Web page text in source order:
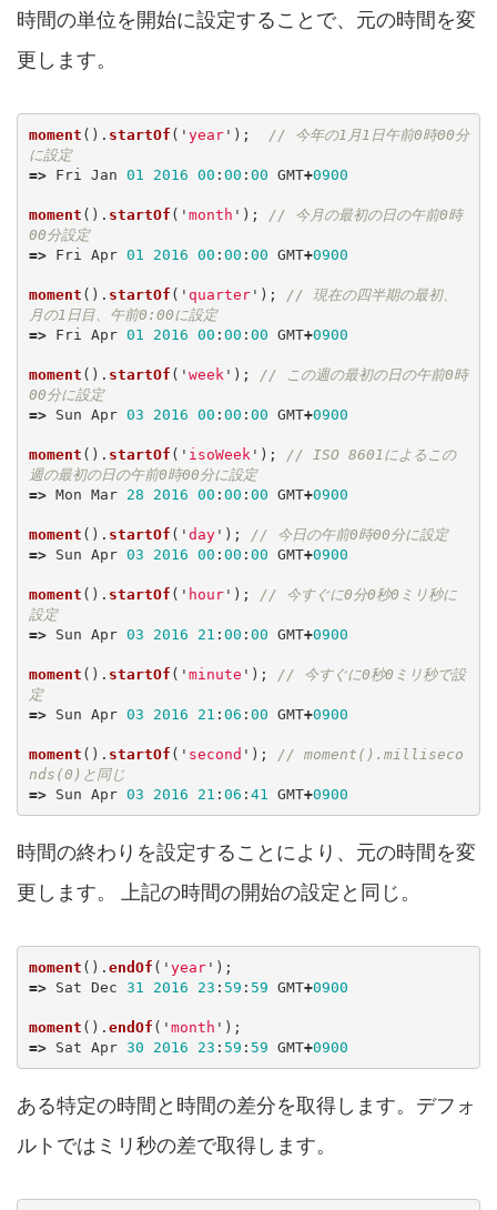
時間の単位を開始に設定することで、元の時間を変
更します。
moment (). startOf ( ' year' );
// 今年の1月1日午前0時00分
に設定
=>
Fri Jan 01 2016 00 : 00 : 00 GMT+0900
moment (). startOf ( ' month ' );
// 今月の最初の日の午前0時
00分設定
=>
Fri Apr 01 2016 00 : 00 : 00 GMT+0900
moment (). startOf ( ' quarter' );
// 現在の四半期の最初、
月の1日目、午前0:00に設定
=>
Fri Apr 01 2016 00 : 00 : 00 GMT+0900
moment (). startOf ( ' week ' );
// この週の最初の日の午前0時
00分に設定
=>
Sun Apr 03 2016 00 : 00 : 00 GMT+0900
moment (). startOf ( ' isoWeek ' );
// ISO 8601によるこの
週の最初の日の午前0時00分に設定
=> Mon Mar 28 2016 00 : 00 : 00 GMT+0900
moment (). startOf ( ' day' );
// 今日の午前0時00分に設定
=>
Sun Apr 03 2016 00 : 00 : 00 GMT+0900
moment (). startOf ( ' hour' );
// 今すぐに0分0秒0ミリ秒に
設定
=>
Sun Apr 03 2016 21 : 00 : 00 GMT+0900
moment (). startOf ( ' minute ' );
// 今すぐに0秒0ミリ秒で設
定
=>
Sun Apr 03 2016 21 : 06 : 00 GMT+0900
moment (). startOf ( ' second ' );
// moment().milliseco
nds(0)と同じ
=>
Sun Apr 03 2016 21 : 06 : 41 GMT+0900
時間の終わりを設定することにより、元の時間を変
更します。 上記の時間の開始の設定と同じ。
moment (). endOf ( ' year' );
=>
Sat Dec 31 2016 23 : 59 : 59 GMT+0900
moment (). endOf ( ' month ' );
=>
Sat Apr 30 2016 23 : 59 : 59 GMT+0900
ある特定の時間と時間の差分を取得します。デフォ
ルトではミリ秒の差で取得します。